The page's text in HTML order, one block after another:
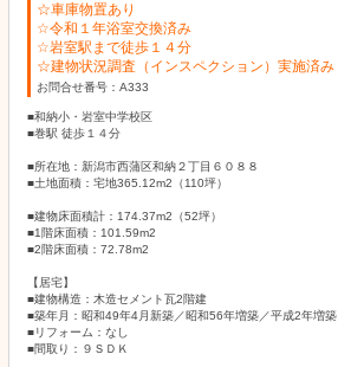
☆車庫物置あり
☆令和１年浴室交換済み
☆岩室駅まで徒歩１４分
☆建物状況調査（インスペクション）実施済み
お問合せ番号：A333
■和納小・岩室中学校区
■巻駅 徒歩１４分
■所在地：新潟市西蒲区和納２丁目６０８８
■土地面積：宅地365.12m2（110坪）
■建物床面積計：174.37m2（52坪）
■1階床面積：101.59m2
■2階床面積：72.78m2
【居宅】
■建物構造：木造セメント瓦2階建
■築年月：昭和49年4月新築／昭和56年増築／平成2年増築
■リフォーム：なし
■間取り：９ＳＤＫ